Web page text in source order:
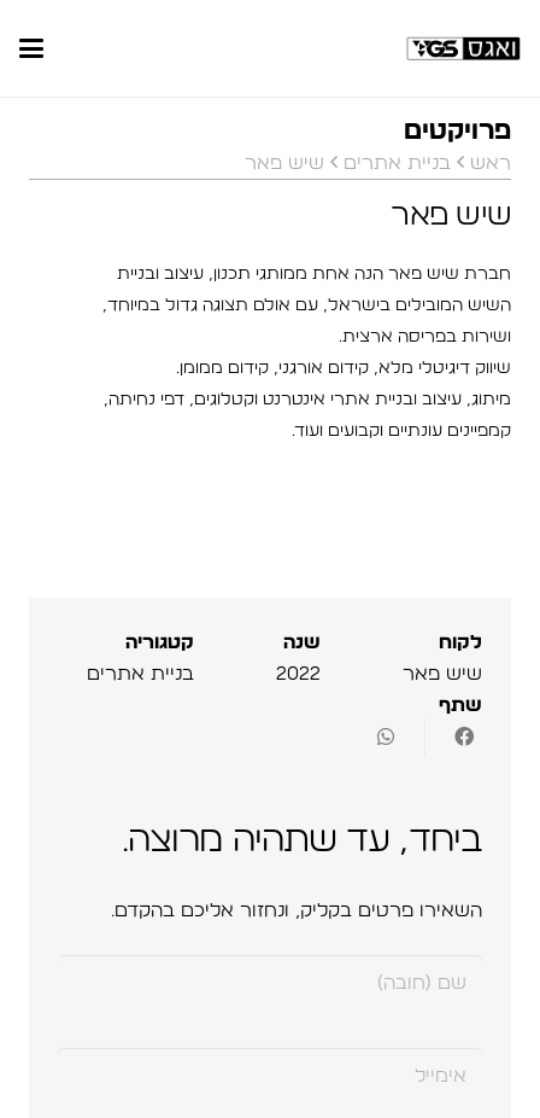
פרויקטים
ראש בניית אתרים שיש פאר
שיש פאר
חברת שיש פאר הנה אחת ממותגי תכנון, עיצוב ובניית
השיש המובילים בישראל, עם אולם תצוגה גדול במיוחד,
ושירות בפריסה ארצית.
שיווק דיגיטלי מלא, קידום אורגני, קידום ממומן.
מיתוג, עיצוב ובניית אתרי אינטרנט וקטלוגים, דפי נחיתה,
קמפיינים עונתיים וקבועים ועוד.
לקוח
שיש פאר
שנה
2022
קטגוריה
בניית אתרים
שתף
ביחד, עד שתהיה מרוצה.
השאירו פרטים בקליק, ונחזור אליכם בהקדם.